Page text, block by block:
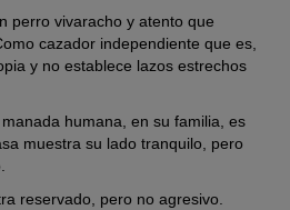
perro vivaracho y atento que
cazador independiente que es,
y no establece lazos estrechos
humana, en su familia, es
muestra su lado tranquilo, pero
reservado, pero no agresivo.